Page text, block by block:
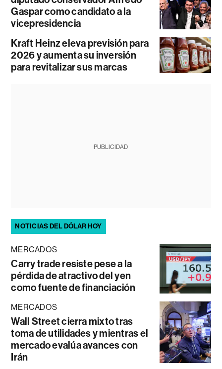
Gaspar como candidato a la
vicepresidencia
Kraft Heinz eleva previsión para
2026 y aumenta su inversión
para revitalizar sus marcas
PUBLICIDAD
NOTICIAS DEL DÓLAR HOY
MERCADOS
Carry trade resiste pese a la
pérdida de atractivo del yen
como fuente de financiación
MERCADOS
Wall Street cierra mixto tras
toma de utilidades y mientras el
mercado evalúa avances con
Irán